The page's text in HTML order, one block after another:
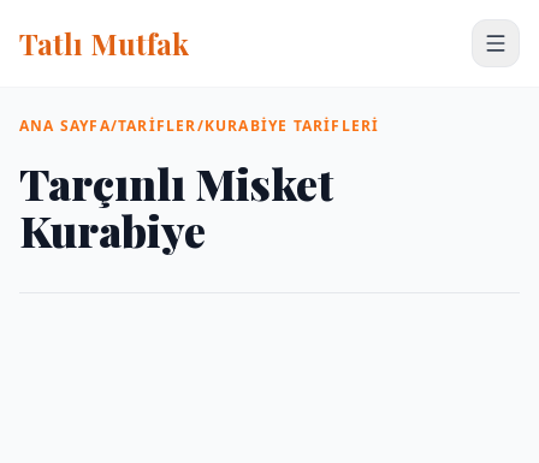
Tatlı Mutfak
ANA SAYFA/TARIFLER/KURABIYE TARIFLERI
Tarçınlı Misket
Kurabiye